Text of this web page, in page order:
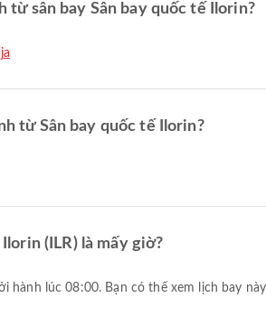
sân bay Sân bay quốc tế Ilorin?
từ Sân bay quốc tế Ilorin?
(ILR) là mấy giờ?